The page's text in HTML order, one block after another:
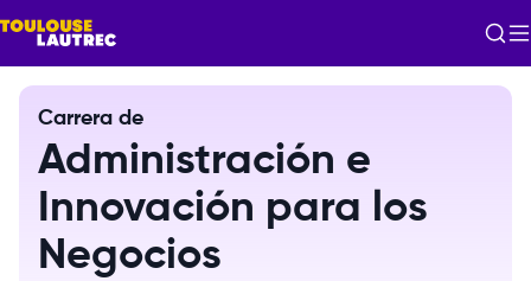
Carrera de
Administración e
Innovación para los
Negocios